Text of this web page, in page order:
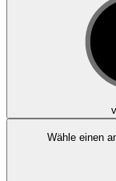
Wähle einen